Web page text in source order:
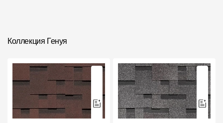
Коллекция Генуя